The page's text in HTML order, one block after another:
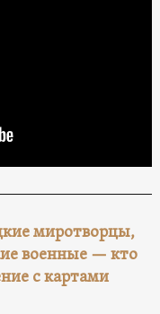
миротворцы,
военные — кто
с картами